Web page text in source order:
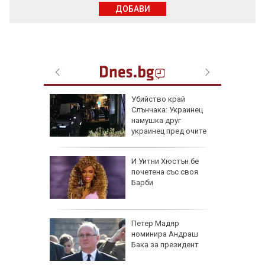
Убийство край
Слънчака: Украинец
намушка друг
украинец пред очите
И Уитни Хюстън бе
почетена със своя
Барби
Петер Мадяр
номинира Андраш
Бака за президент
ДОБАВИ